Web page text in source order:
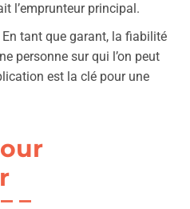
l’emprunteur principal.
tant que garant, la fiabilité
personne sur qui l’on peut
est la clé pour une